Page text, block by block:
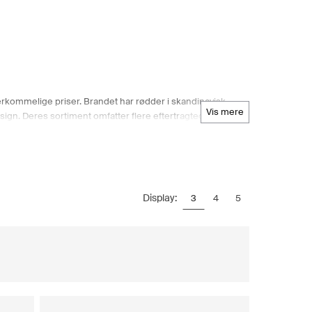
vis mere
priser. Brandet har rødder i skandinavisk
Deres sortiment omfatter flere eftertragtede styles
modevarehus, tilbyder nøje udvalgte produkter
til kvinder i Boozt.com's sortiment og vælge
Display: 3 4 5